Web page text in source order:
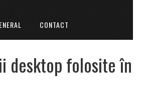
CONTACT
desktop folosite în